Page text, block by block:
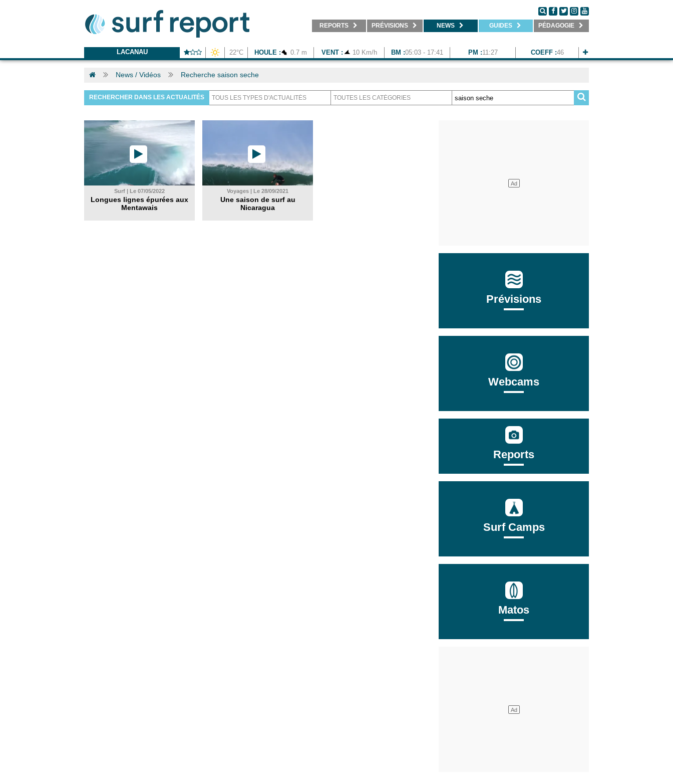
REPORTS PRÉVISIONS NEWS GUIDES PÉDAGOGIE
LACANAU 22°C HOULE : 0.7 m VENT : 10 Km/h BM :05:03 - 17:41 PM :11:27 COEFF :46
News / Vidéos Recherche saison seche
RECHERCHER DANS LES ACTUALITÉS
Surf | Le 07/05/2022
Longues lignes épurées aux
Mentawais
Voyages | Le 28/09/2021
Une saison de surf au
Nicaragua
Prévisions
Webcams
Reports
Surf Camps
Matos